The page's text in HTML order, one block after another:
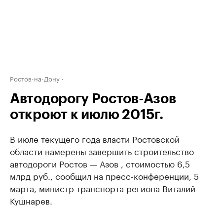
Ростов-на-Дону
Автодорогу Ростов-Азов
откроют к июлю 2015г.
В июле текущего года власти Ростовской
области намерены завершить строительство
автодороги Ростов — Азов , стоимостью 6,5
млрд руб., сообщил на пресс-конференции, 5
марта, министр транспорта региона Виталий
Кушнарев.